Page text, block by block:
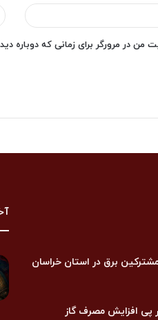
من در مرورگر برای زمانی که دوباره
برق در استان خراسان
پی افزایش مصرف گاز